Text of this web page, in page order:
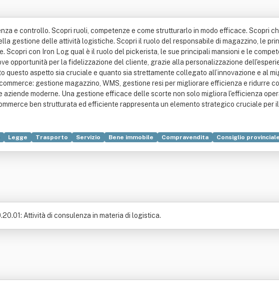
e controllo. Scopri ruoli, competenze e come strutturarlo in modo efficace. Scopri
gestione delle attività logistiche. Scopri il ruolo del responsabile di magazzino, le
Scopri con Iron Log qual è il ruolo del pickerista, le sue principali mansioni e le
opportunità per la fidelizzazione del cliente, grazie alla personalizzazione
questo aspetto sia cruciale e quanto sia strettamente collegato all’innovazione e al
gestione magazzino, WMS, gestione resi per migliorare efficienza e ridurre
moderne. Una gestione efficace delle scorte non solo migliora l'efficienza
ben strutturata ed efficiente rappresenta un elemento strategico cruciale per
Legge Trasporto Servizio Bene immobile Compravendita Consiglio provinciale
Attività di consulenza in materia di logistica.